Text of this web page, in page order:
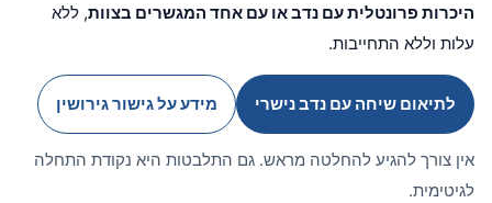
היכרות פרונטלית עם נדב או עם אחד המגשרים בצוות, ללא
עלות וללא התחייבות.
לתיאום שיחה עם נדב נישרי מידע על גישור גירושין
אין צורך להגיע להחלטה מראש. גם התלבטות היא נקודת התחלה
לגיטימית.